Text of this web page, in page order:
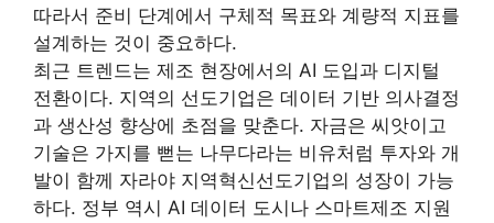
따라서 준비 단계에서 구체적 목표와 계량적 지표를
설계하는 것이 중요하다.
최근 트렌드는 제조 현장에서의 AI 도입과 디지털
전환이다. 지역의 선도기업은 데이터 기반 의사결정
과 생산성 향상에 초점을 맞춘다. 자금은 씨앗이고
기술은 가지를 뻗는 나무다라는 비유처럼 투자와 개
발이 함께 자라야 지역혁신선도기업의 성장이 가능
하다. 정부 역시 AI 데이터 도시나 스마트제조 지원